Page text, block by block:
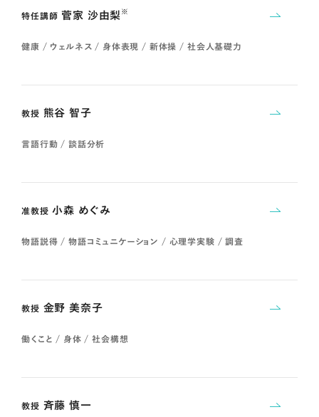
特任講師 菅家 沙由梨 ※
健康 / ウェルネス / 身体表現 / 新体操 / 社会人基礎力
教授 熊谷 智子
言語行動 / 談話分析
准教授 小森 めぐみ
物語説得 / 物語コミュニケーション / 心理学実験 / 調査
教授 金野 美奈子
働くこと / 身体 / 社会構想
教授 斉藤 慎一